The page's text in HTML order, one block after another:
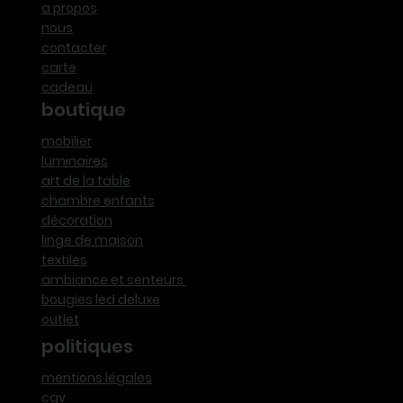
a propos
nous
contacter
carte
cadeau
boutique
mobilier
luminaires
art de la table
chambre enfants
décoration
linge de maison
textiles
ambiance et senteurs
bougies led deluxe
outlet
politiques
mentions légales
cgv